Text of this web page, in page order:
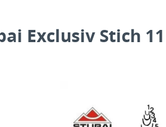
Exclusiv Stich